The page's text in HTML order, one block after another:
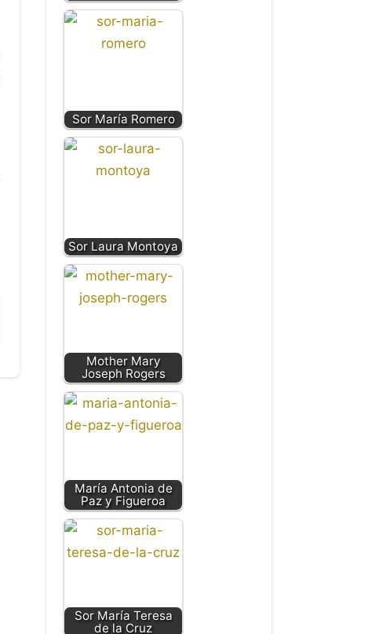
Sor María Romero
Sor Laura Montoya
Mother Mary
Joseph Rogers
María Antonia de
Paz y Figueroa
Sor María Teresa
de la Cruz